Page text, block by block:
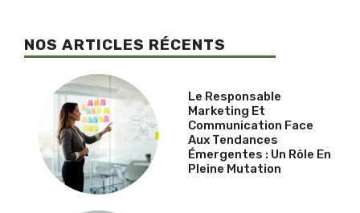
NOS ARTICLES RÉCENTS
Le Responsable
Marketing Et
Communication Face
Aux Tendances
Émergentes : Un Rôle En
Pleine Mutation